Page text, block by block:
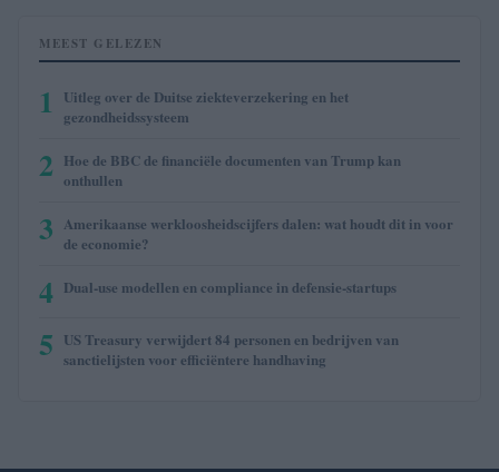
MEEST GELEZEN
1
Uitleg over de Duitse ziekteverzekering en het
gezondheidssysteem
2 Hoe de BBC de financiële documenten van Trump kan
onthullen
3 Amerikaanse werkloosheidscijfers dalen: wat houdt dit in voor
de economie?
4 Dual-use modellen en compliance in defensie-startups
5 US Treasury verwijdert 84 personen en bedrijven van
sanctielijsten voor efficiëntere handhaving